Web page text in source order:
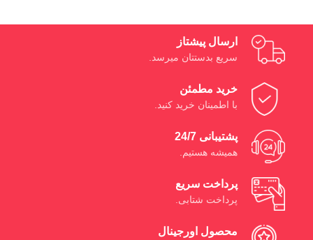
ارسال پیشتاز
سریع بدستتان میرسد.
خرید مطمئن
با اطمینان خرید کنید.
پشتیبانی 24/7
همیشه هستیم.
پرداخت سریع
پرداخت شتابی.
محصول اورجینال